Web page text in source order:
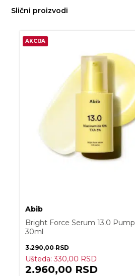
Slični proizvodi
AKCIJA
Abib
Bright Force Serum 13.0 Pump
30ml
3.290,00RSD
Ušteda:330,00 RSD
2.960,00 RSD